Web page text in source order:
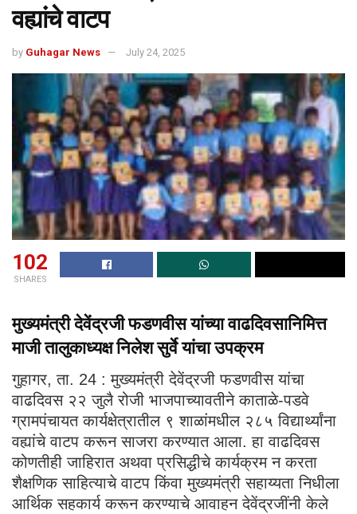
वह्यांचे वाटप
by Guhagar News July 24, 2025
102
SHARES
मुख्यमंत्री देवेंद्रजी फडणवीस यांच्या वाढदिवसानिमित्त
माजी तालुकाध्यक्ष निलेश सुर्वे यांचा उपक्रम
गुहागर, ता. 24 : मुख्यमंत्री देवेंद्रजी फडणवीस यांचा
वाढदिवस २२ जुलै रोजी भाजपाच्यावतीने काताळे-पडवे
ग्रामपंचायत कार्यक्षेत्रातील ९ शाळांमधील २८५ विद्यार्थ्यांना
वह्यांचे वाटप करून साजरा करण्यात आला. हा वाढदिवस
कोणतीही जाहिरात अथवा प्रसिद्धीचे कार्यक्रम न करता
शैक्षणिक साहित्याचे वाटप किंवा मुख्यमंत्री सहाय्यता निधीला
आर्थिक सहकार्य करून करण्याचे आवाहन देवेंद्रजींनी केले